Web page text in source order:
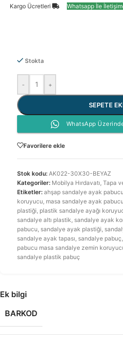
Kargo Ücretleri
Whatsapp İle
Stokta
- +
SEPETE
WhatsApp
Favorilere ekle
Stok kodu: AK022-30X30-BEYAZ
Kategoriler: Mobilya Hırdavatı, Tapa
Etiketler: ahşap sandalye ayak pabucu
koruyucu, masa sandalye ayak pabucu
plastiği, plastik sandalye ayağı
sandalye altı plastik, sandalye ayak
pabucu, sandalye ayak plastiği,
sandalye ayak tapası, sandalye pabuç,
pabucu masa sandalye zemin
sandalye plastik pabuç
Ek bilgi
BARKOD